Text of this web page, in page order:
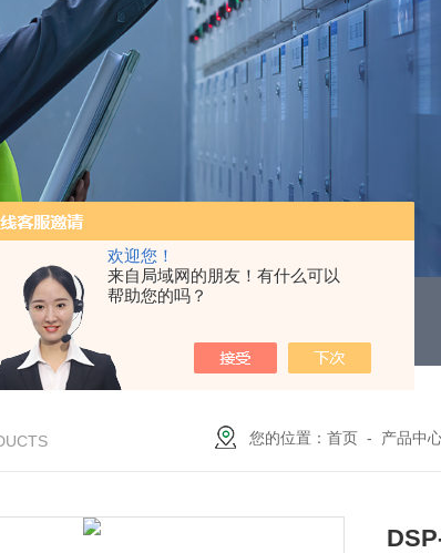
欢迎您！
来自局域网的朋友！有什么可以
帮助您的吗？
机保护继电器
您的位置：首页 - 产品中